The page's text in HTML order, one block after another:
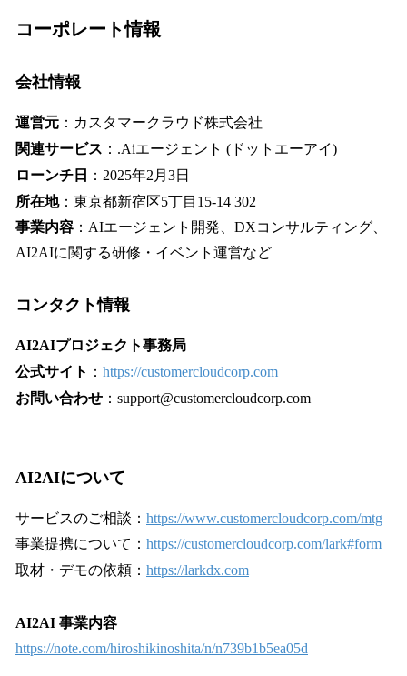
コーポレート情報
会社情報
運営元 ：カスタマークラウド株式会社
関連サービス ：.Aiエージェント (ドットエーアイ)
ローンチ日
：2025年2月3日
所在地：東京都新宿区5丁目15-14 302
事業内容 ：AIエージェント開発、DXコンサルティング、
AI2AIに関する研修・イベント運営など
コンタクト情報
AI2AIプロジェクト事務局
公式サイト ： https://customercloudcorp.com
お問い合わせ ：support@customercloudcorp.com
AI2AIについて
サービスのご相談： https://www.customercloudcorp.com/mtg
事業提携について： https://customercloudcorp.com/lark#form
取材・デモの依頼： https://larkdx.com
AI2AI 事業内容
https://note.com/hiroshikinoshita/n/n739b1b5ea05d